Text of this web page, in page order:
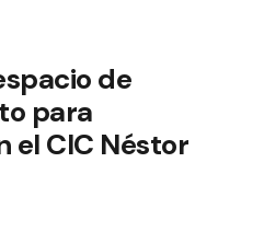
de
para
el CIC Néstor